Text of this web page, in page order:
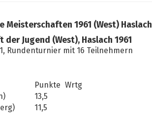
Meisterschaften 1961 (West) Haslach
Jugend (West), Haslach 1961
Rundenturnier mit 16 Teilnehmern
Punkte
Wrtg
13,5
11,5